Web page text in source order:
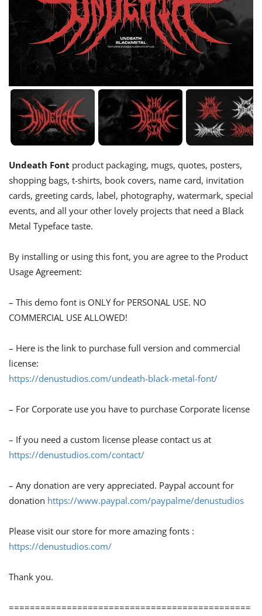
Undeath Font product packaging, mugs, quotes, posters,
shopping bags, t-shirts, book covers, name card, invitation
cards, greeting cards, label, photography, watermark, special
events, and all your other lovely projects that need a Black
Metal Typeface taste.
By installing or using this font, you are agree to the Product
Usage Agreement:
– This demo font is ONLY for PERSONAL USE. NO
COMMERCIAL USE ALLOWED!
– Here is the link to purchase full version and commercial
license:
https://denustudios.com/undeath-black-metal-font/
– For Corporate use you have to purchase Corporate license
– If you need a custom license please contact us at
https://denustudios.com/contact/
– Any donation are very appreciated. Paypal account for
donation https://www.paypal.com/paypalme/denustudios
Please visit our store for more amazing fonts :
https://denustudios.com/
Thank you.
==============================================